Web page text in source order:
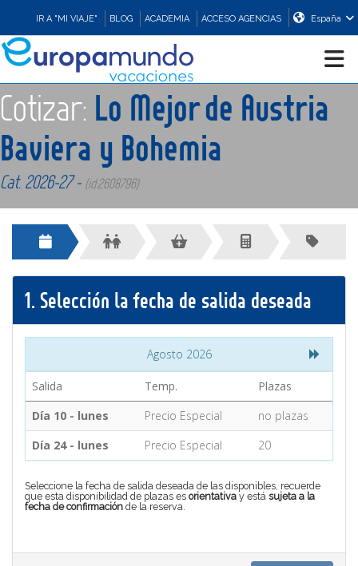
IR A "MI VIAJE" BLOG ACADEMIA ACCESO AGENCIAS España
CRUCEROS
EUROPA
PROMOCIONES
COMPRAR
CONTACTO
MÁS
Cotizar: Lo Mejor de Austria
Baviera y Bohemia
Cat. 2026-27 - (id:2608796)
1. Selección la fecha de salida deseada
Agosto 2026
Salida Temp.
Plazas
Día 10 - lunes
Precio Especial
no plazas
Día 24 - lunes
Precio Especial 20
Seleccione la fecha de salida deseada de las disponibles, recuerde
que esta disponibilidad de plazas es orientativa y está sujeta a la
fecha de confirmación de la reserva.